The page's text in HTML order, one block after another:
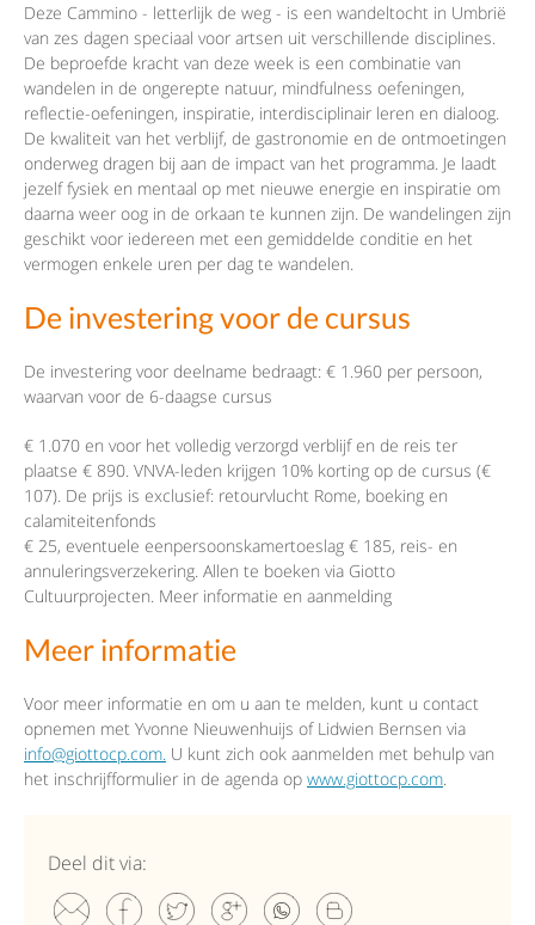
Deze Cammino - letterlijk de weg - is een wandeltocht in Umbrië
van zes dagen speciaal voor artsen uit verschillende disciplines.
De beproefde kracht van deze week is een combinatie van
wandelen in de ongerepte natuur, mindfulness oefeningen,
reflectie-oefeningen, inspiratie, interdisciplinair leren en dialoog.
De kwaliteit van het verblijf, de gastronomie en de ontmoetingen
onderweg dragen bij aan de impact van het programma. Je laadt
jezelf fysiek en mentaal op met nieuwe energie en inspiratie om
daarna weer oog in de orkaan te kunnen zijn. De wandelingen zijn
geschikt voor iedereen met een gemiddelde conditie en het
vermogen enkele uren per dag te wandelen.
De investering voor de cursus
De investering voor deelname bedraagt: € 1.960 per persoon,
waarvan voor de 6-daagse cursus
€ 1.070 en voor het volledig verzorgd verblijf en de reis ter
plaatse € 890. VNVA-leden krijgen 10% korting op de cursus (€
107). De prijs is exclusief: retourvlucht Rome, boeking en
calamiteitenfonds
€ 25, eventuele eenpersoonskamertoeslag € 185, reis- en
annuleringsverzekering. Allen te boeken via Giotto
Cultuurprojecten. Meer informatie en aanmelding
Meer informatie
Voor meer informatie en om u aan te melden, kunt u contact
opnemen met Yvonne Nieuwenhuijs of Lidwien Bernsen via
info@giottocp.com. U kunt zich ook aanmelden met behulp van
het inschrijfformulier in de agenda op www.giottocp.com.
Deel dit via: